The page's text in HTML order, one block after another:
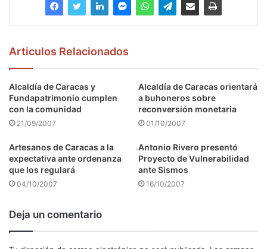
Articulos Relacionados
Alcaldía de Caracas y
Fundapatrimonio cumplen
con la comunidad
21/09/2007
Alcaldía de Caracas orientará
a buhoneros sobre
reconversión monetaria
01/10/2007
Artesanos de Caracas a la
expectativa ante ordenanza
que los regulará
04/10/2007
Antonio Rivero presentó
Proyecto de Vulnerabilidad
ante Sismos
16/10/2007
Deja un comentario